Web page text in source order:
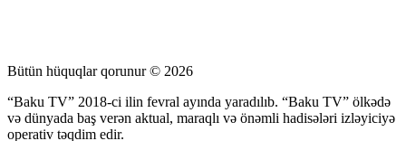
Bütün hüquqlar qorunur © 2026
“Baku TV” 2018-ci ilin fevral ayında yaradılıb. “Baku TV” ölkədə
və dünyada baş verən aktual, maraqlı və önəmli hadisələri izləyiciyə
operativ təqdim edir.